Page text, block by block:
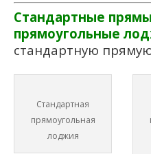
Стандартные
прямоугольные
стандартную
Стандартная
прямоугольная
лоджия